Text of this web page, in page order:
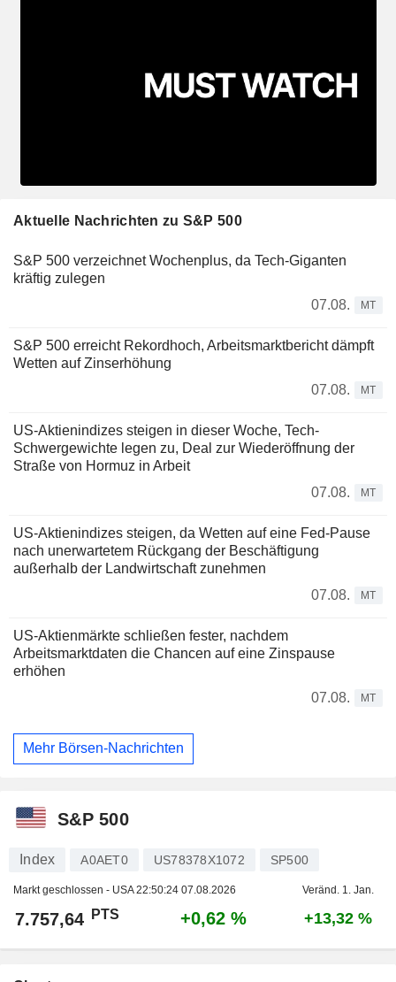
Aktuelle Nachrichten zu S&P 500
S&P 500 verzeichnet Wochenplus, da Tech-Giganten
kräftig zulegen
07.08.
MT
S&P 500 erreicht Rekordhoch, Arbeitsmarktbericht dämpft
Wetten auf Zinserhöhung
07.08.
MT
US-Aktienindizes steigen in dieser Woche, Tech-
Schwergewichte legen zu, Deal zur Wiederöffnung der
Straße von Hormuz in Arbeit
07.08.
MT
US-Aktienindizes steigen, da Wetten auf eine Fed-Pause
nach unerwartetem Rückgang der Beschäftigung
außerhalb der Landwirtschaft zunehmen
07.08.
MT
US-Aktienmärkte schließen fester, nachdem
Arbeitsmarktdaten die Chancen auf eine Zinspause
erhöhen
07.08.
MT
Mehr Börsen-Nachrichten
S&P 500
Index A0AET0 US78378X1072 SP500
Markt geschlossen - USA22:50:24 07.08.2026 Veränd. 1. Jan.
7.757,64 PTS +0,62 % +13,32 %